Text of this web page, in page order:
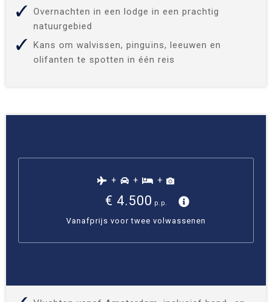
Overnachten in een lodge in een prachtig
natuurgebied
Kans om walvissen, pinguïns, leeuwen en
olifanten te spotten in één reis
+ + +
€ 4.500 p.p.
Vanafprijs voor twee volwassenen